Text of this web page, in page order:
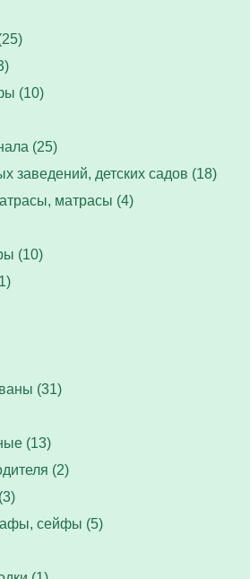
(10)
(25)
заведений, детских садов (18)
матрасы (4)
(10)
(31)
(13)
(2)
сейфы (5)